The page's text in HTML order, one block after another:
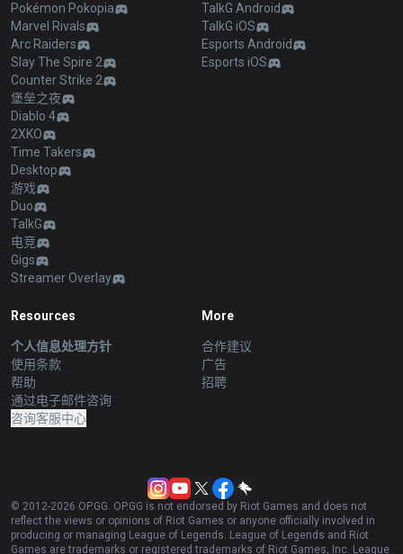
Pokémon Pokopia
Marvel Rivals
Arc Raiders
Slay The Spire 2
Counter Strike 2
堡垒之夜
Diablo 4
2XKO
Time Takers
Desktop
游戏
Duo
TalkG
电竞
Gigs
Streamer Overlay
TalkG Android
TalkG iOS
Esports Android
Esports iOS
Resources
个人信息处理方针
使用条款
帮助
通过电子邮件咨询
咨询客服中心
More
合作建议
广告
招聘
© 2012-2026 OP.GG. OP.GG is not endorsed by Riot Games and does not
reflect the views or opinions of Riot Games or anyone officially involved in
producing or managing League of Legends. League of Legends and Riot
Games are trademarks or registered trademarks of Riot Games, Inc. League